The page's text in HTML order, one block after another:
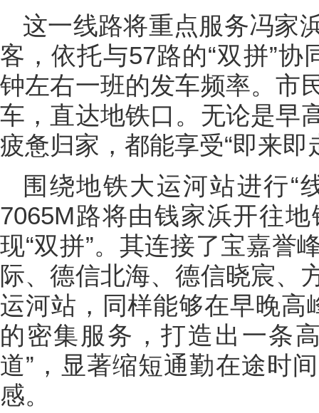
这一线路将重点服务冯家
客，依托与57路的“双拼”
钟左右一班的发车频率。市
车，直达地铁口。无论是早
疲惫归家，都能享受“即来即
围绕地铁大运河站进行“
7065M路将由钱家浜开往
现“双拼”。其连接了宝嘉誉
际、德信北海、德信晓宸、
运河站，同样能够在早晚
的密集服务，打造出一条
道”，显著缩短通勤在途时
感。